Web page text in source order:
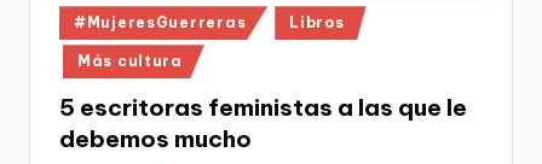
Publicado
en
#MujeresGuerreras Libros
Más cultura
5 escritoras feministas a las que le
debemos mucho